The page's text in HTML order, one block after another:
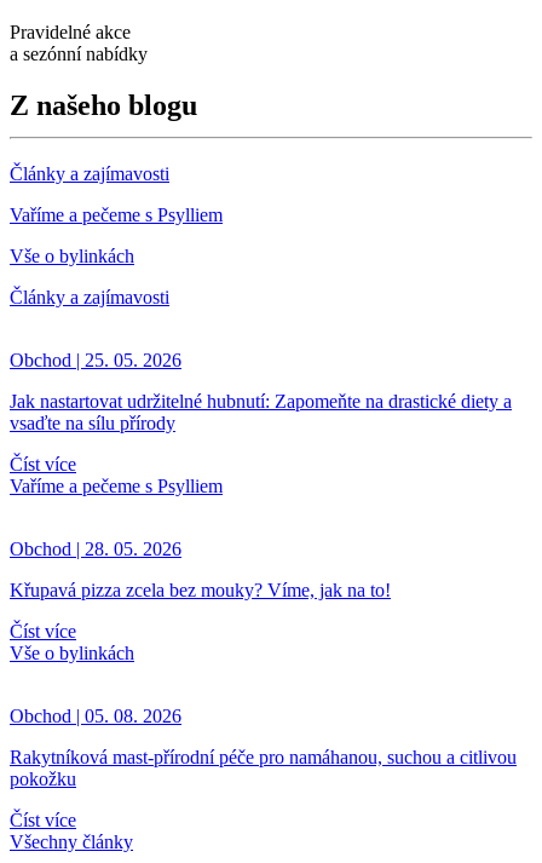
Pravidelné akce
a sezónní nabídky
Z našeho blogu
Články a zajímavosti
Vaříme a pečeme s Psylliem
Vše o bylinkách
Články a zajímavosti
Obchod | 25. 05. 2026
Jak nastartovat udržitelné hubnutí: Zapomeňte na drastické diety a
vsaďte na sílu přírody
Číst více
Vaříme a pečeme s Psylliem
Obchod | 28. 05. 2026
Křupavá pizza zcela bez mouky? Víme, jak na to!
Číst více
Vše o bylinkách
Obchod | 05. 08. 2026
Rakytníková mast-přírodní péče pro namáhanou, suchou a citlivou
pokožku
Číst více
Všechny články